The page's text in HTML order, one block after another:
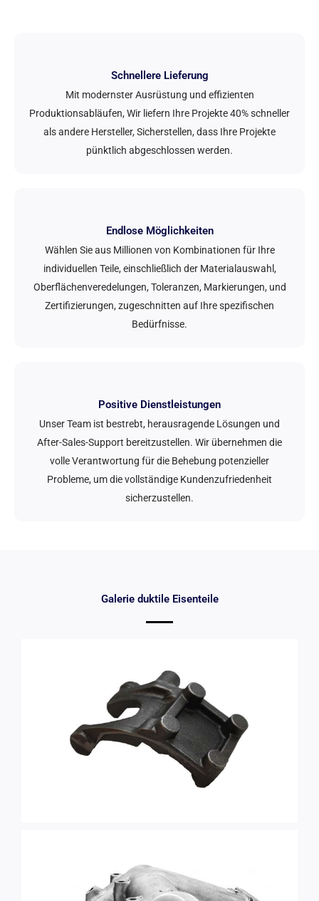
Schnellere Lieferung
Mit modernster Ausrüstung und effizienten
Produktionsabläufen, Wir liefern Ihre Projekte 40% schneller
als andere Hersteller, Sicherstellen, dass Ihre Projekte
pünktlich abgeschlossen werden.
Endlose Möglichkeiten
Wählen Sie aus Millionen von Kombinationen für Ihre
individuellen Teile, einschließlich der Materialauswahl,
Oberflächenveredelungen, Toleranzen, Markierungen, und
Zertifizierungen, zugeschnitten auf Ihre spezifischen
Bedürfnisse.
Positive Dienstleistungen
Unser Team ist bestrebt, herausragende Lösungen und
After-Sales-Support bereitzustellen. Wir übernehmen die
volle Verantwortung für die Behebung potenzieller
Probleme, um die vollständige Kundenzufriedenheit
sicherzustellen.
Galerie duktile Eisenteile